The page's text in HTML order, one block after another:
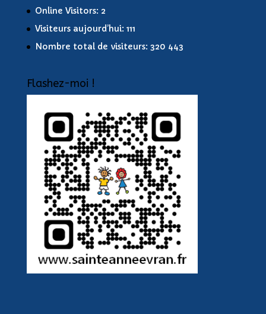
Online Visitors: 2
Visiteurs aujourd’hui: 111
Nombre total de visiteurs: 320 443
Flashez-moi !